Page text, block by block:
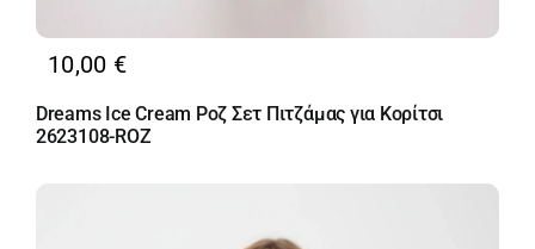
10,00 €
Dreams Ice Cream Ροζ Σετ Πιτζάμας για Κορίτσι
2623108-ROZ